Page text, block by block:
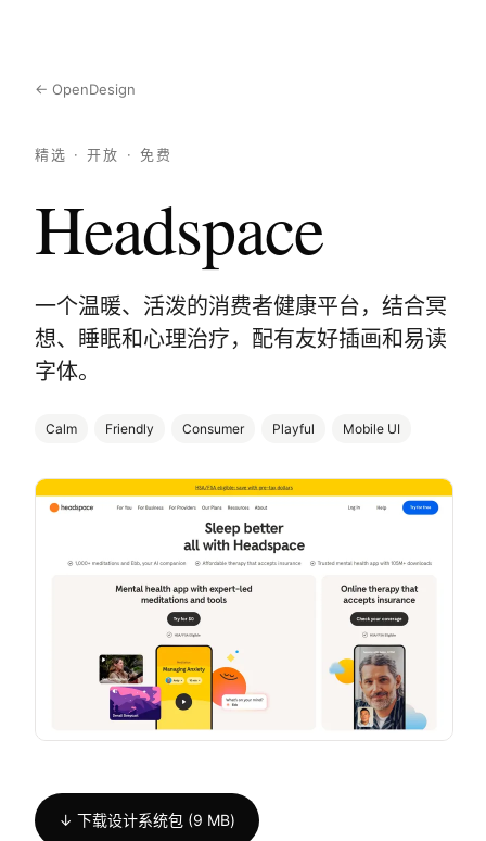
← OpenDesign
精选 · 开放 · 免费
Headspace
一个温暖、活泼的消费者健康平台，结合冥
想、睡眠和心理治疗，配有友好插画和易读
字体。
Calm Friendly Consumer Playful Mobile UI
↓ 下载设计系统包 (9 MB)